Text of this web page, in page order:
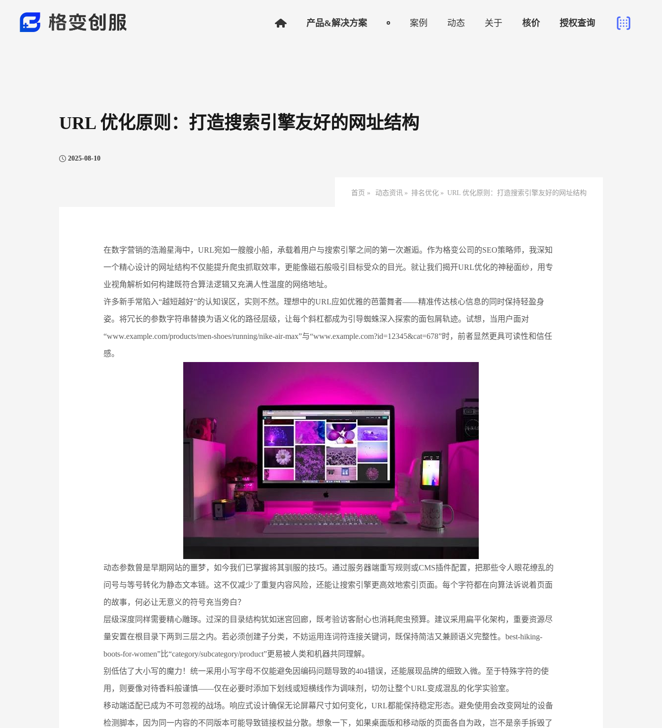
产品&解决方案 案例 动态 关于 核价 授权查询
URL 优化原则：打造搜索引擎友好的网址结构​
2025-08-10
首页 » 动态资讯 » 排名优化 » URL 优化原则：打造搜索引擎友好的网址结构​
在数字营销的浩瀚星海中，URL宛如一艘艘小船，承载着用户与搜索引擎之间的第一次邂逅。作为格变公司的SEO策略师，我深知
一个精心设计的网址结构不仅能提升爬虫抓取效率，更能像磁石般吸引目标受众的目光。就让我们揭开URL优化的神秘面纱，用专
业视角解析如何构建既符合算法逻辑又充满人性温度的网络地址。
许多新手常陷入“越短越好”的认知误区，实则不然。理想中的URL应如优雅的芭蕾舞者——精准传达核心信息的同时保持轻盈身
姿。将冗长的参数字符串替换为语义化的路径层级，让每个斜杠都成为引导蜘蛛深入探索的面包屑轨迹。试想，当用户面对
“www.example.com/products/men-shoes/running/nike-air-max”与“www.example.com?id=12345&cat=678”时，前者显然更具可读性和信任
感。
动态参数曾是早期网站的噩梦，如今我们已掌握将其驯服的技巧。通过服务器端重写规则或CMS插件配置，把那些令人眼花缭乱的
问号与等号转化为静态文本链。这不仅减少了重复内容风险，还能让搜索引擎更高效地索引页面。每个字符都在向算法诉说着页面
的故事，何必让无意义的符号充当旁白？
层级深度同样需要精心雕琢。过深的目录结构犹如迷宫回廊，既考验访客耐心也消耗爬虫预算。建议采用扁平化架构，重要资源尽
量安置在根目录下两到三层之内。若必须创建子分类，不妨运用连词符连接关键词，既保持简洁又兼顾语义完整性。best-hiking-
boots-for-women”比“category/subcategory/product”更易被人类和机器共同理解。
别低估了大小写的魔力！统一采用小写字母不仅能避免因编码问题导致的404错误，还能展现品牌的细致入微。至于特殊字符的使
用，则要像对待香料般谨慎——仅在必要时添加下划线或短横线作为调味剂，切勿让整个URL变成混乱的化学实验室。
移动端适配已成为不可忽视的战场。响应式设计确保无论屏幕尺寸如何变化，URL都能保持稳定形态。避免使用会改变网址的设备
检测脚本，因为同一内容的不同版本可能导致链接权益分散。想象一下，如果桌面版和移动版的页面各自为政，岂不是亲手拆毁了